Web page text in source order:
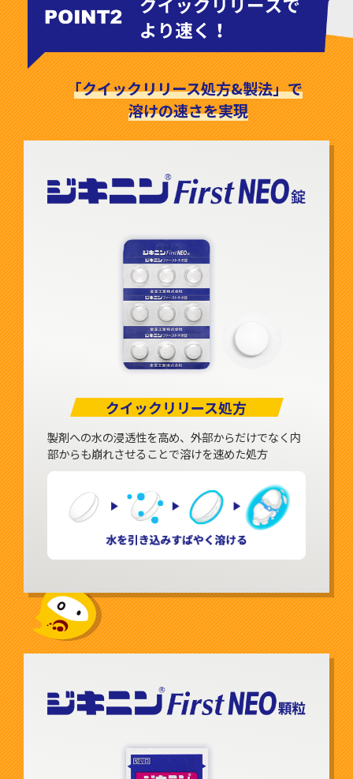
｢クイックリリース処方&製法」で
溶けの速さを実現
クイックリリース処方
製剤への水の浸透性を高め、外部からだけでなく内
部からも崩れさせることで溶けを速めた処方